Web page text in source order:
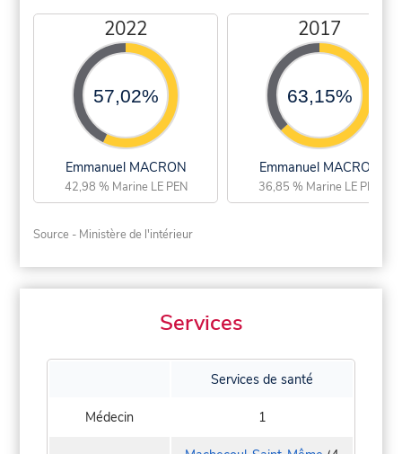
2022
57,02%
Emmanuel MACRON
42,98 % Marine LE PEN
2017
63,15%
Emmanuel MACRON
36,85 % Marine LE PEN
Source - Ministère de l'intérieur
Services
Services de santé
Médecin 1